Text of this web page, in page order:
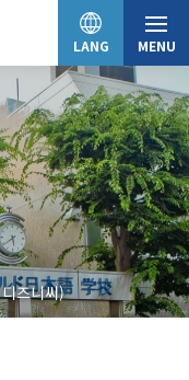
LANG MENU
즈니씨)